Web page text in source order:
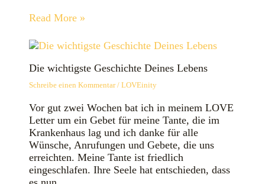
Read More »
Die wichtigste Geschichte Deines Lebens
Schreibe einen Kommentar / LOVEinity
Vor gut zwei Wochen bat ich in meinem LOVE
Letter um ein Gebet für meine Tante, die im
Krankenhaus lag und ich danke für alle
Wünsche, Anrufungen und Gebete, die uns
erreichten. Meine Tante ist friedlich
eingeschlafen. Ihre Seele hat entschieden, dass